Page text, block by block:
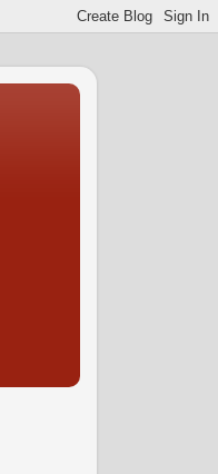
• व्यंग्य • लघुकथा •